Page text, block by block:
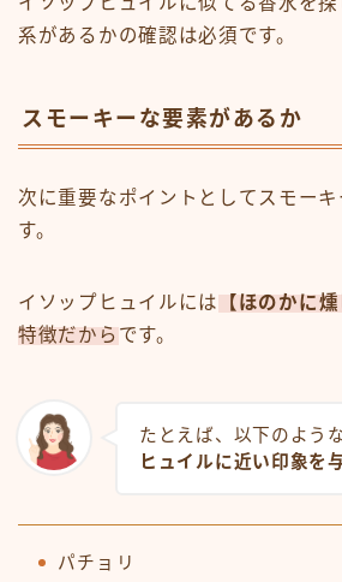
系があるかの確認は必須です。
スモーキーな要素があるか
次に重要なポイントとしてスモー
す。
イソップヒュイルには 【ほのかに
特徴だから です。
たとえば、以下のよう
ヒュイルに近い印象を
パチョリ